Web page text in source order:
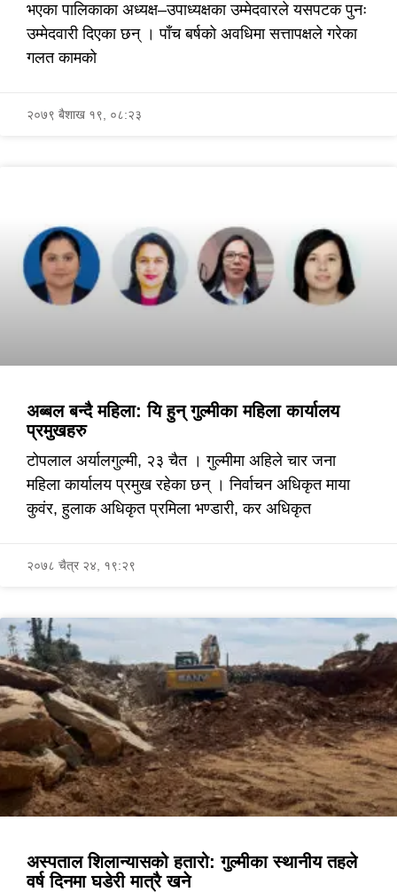
भएका पालिकाका अध्यक्ष–उपाध्यक्षका उम्मेदवारले यसपटक पुनः
उम्मेदवारी दिएका छन् । पाँच बर्षको अवधिमा सत्तापक्षले गरेका
गलत कामको
२०७९ बैशाख १९, ०८:२३
अब्बल बन्दै महिला: यि हुन् गुल्मीका महिला कार्यालय
प्रमुखहरु
टोपलाल अर्यालगुल्मी, २३ चैत । गुल्मीमा अहिले चार जना
महिला कार्यालय प्रमुख रहेका छन् । निर्वाचन अधिकृत माया
कुवंर, हुलाक अधिकृत प्रमिला भण्डारी, कर अधिकृत
२०७८ चैत्र २४, १९:२९
अस्पताल शिलान्यासको हतारो: गुल्मीका स्थानीय तहले
वर्ष दिनमा घडेरी मात्रै खने